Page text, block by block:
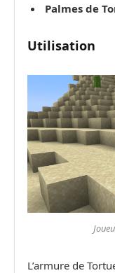
Palmes de
Utilisation
L’armure de